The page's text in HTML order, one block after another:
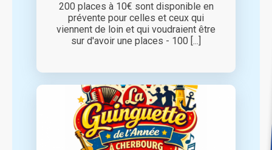
200 places à 10€ sont disponible en
prévente pour celles et ceux qui
viennent de loin et qui voudraient être
sur d'avoir une places - 100 [...]